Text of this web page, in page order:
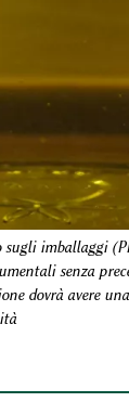
sugli imballaggi
senza
dovrà avere